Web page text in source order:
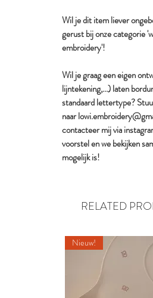
Wil je dit item liever
gerust bij onze categorie
embroidery'!
Wil je graag een eigen
lijntekening,...) laten
standaard lettertype?
naar
contacteer mij via
voorstel en we bekijken
mogelijk is!
RELATED
Nieuw!